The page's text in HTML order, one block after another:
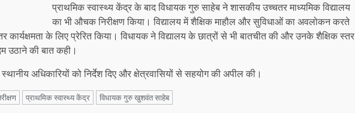
प्राथमिक स्वास्थ्य केंद्र के बाद विधायक गुरु साहेब ने शासकीय उच्चतर माध्यमिक विद्यालय
का भी औचक निरीक्षण किया। विद्यालय में शैक्षिक माहौल और सुविधाओं का अवलोकन करते
कार्यक्षमता के लिए प्रेरित किया। विधायक ने विद्यालय के छात्रों से भी बातचीत की और उनके शैक्षिक स्तर
उठाने की बात कही।
अधिकारियों को निर्देश दिए और क्षेत्रवासियों से सहयोग की अपील की।
प्राथमिक स्वास्थ्य केंद्र विधायक गुरु खुशवंत साहेब